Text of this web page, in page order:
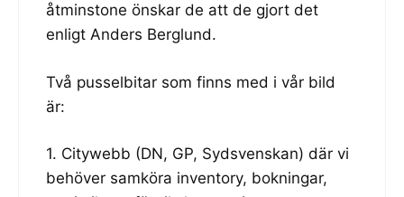
åtminstone önskar de att de gjort det
enligt Anders Berglund.
Två pusselbitar som finns med i vår bild
är:
1. Citywebb (DN, GP, Sydsvenskan) där vi
behöver samköra inventory, bokningar,